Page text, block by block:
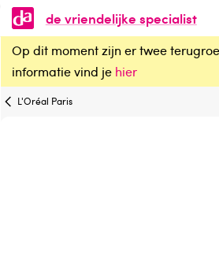
de vriendelijke specialist
Op dit moment zijn er twee
informatie vind je hier
L'Oreal Paris Age perfect
L'Oréal Paris